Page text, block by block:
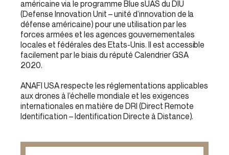
américaine via le programme Blue sUAS du DIU
(Defense Innovation Unit – unité d’innovation de la
défense américaine) pour une utilisation par les
forces armées et les agences gouvernementales
locales et fédérales des Etats-Unis. Il est accessible
facilement par le biais du réputé Calendrier GSA
2020.
ANAFI USA respecte les réglementations applicables
aux drones à l’échelle mondiale et les exigences
internationales en matière de DRI (Direct Remote
Identification – Identification Directe à Distance).